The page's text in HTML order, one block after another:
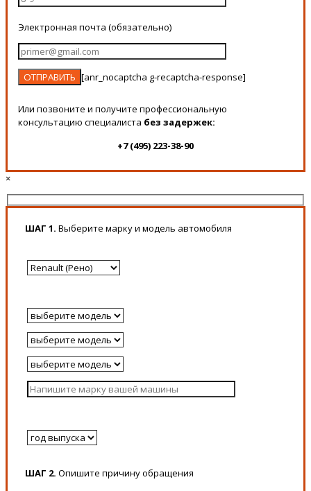
Электронная почта (обязательно)
[anr_nocaptcha g-recaptcha-response]
Или позвоните и получите профессиональную
консультацию специалиста без задержек:
+7 (495) 223-38-90
×
ШАГ 1. Выберите марку и модель автомобиля
ШАГ 2. Опишите причину обращения